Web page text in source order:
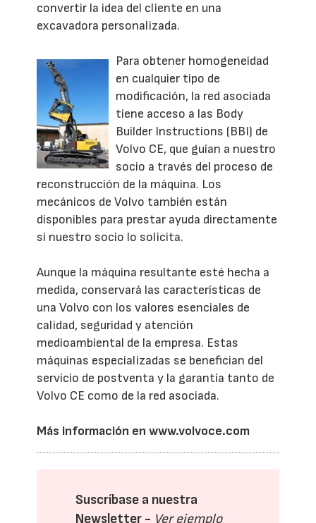
convertir la idea del cliente en una
excavadora personalizada.
Para obtener homogeneidad
en cualquier tipo de
modificación, la red asociada
tiene acceso a las Body
Builder Instructions (BBI) de
Volvo CE, que guían a nuestro
socio a través del proceso de
reconstrucción de la máquina. Los
mecánicos de Volvo también están
disponibles para prestar ayuda directamente
si nuestro socio lo solicita.
Aunque la máquina resultante esté hecha a
medida, conservará las características de
una Volvo con los valores esenciales de
calidad, seguridad y atención
medioambiental de la empresa. Estas
máquinas especializadas se benefician del
servicio de postventa y la garantía tanto de
Volvo CE como de la red asociada.
Más información enwww.volvoce.com
Suscríbase a nuestra
Newsletter - Ver ejemplo